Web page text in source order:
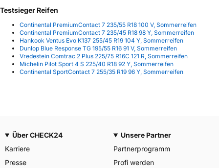
Testsieger Reifen
Continental PremiumContact 7 235/55 R18 100 V, Sommerreifen
Continental PremiumContact 7 235/45 R18 98 Y, Sommerreifen
Hankook Ventus Evo K137 255/45 R19 104 Y, Sommerreifen
Dunlop Blue Response TG 195/55 R16 91 V, Sommerreifen
Vredestein Comtrac 2 Plus 225/75 R16C 121 R, Sommerreifen
Michelin Pilot Sport 4 S 225/40 R18 92 Y, Sommerreifen
Continental SportContact 7 255/35 R19 96 Y, Sommerreifen
Über CHECK24
Karriere
Presse
Unsere Partner
Partnerprogramm
Profi werden